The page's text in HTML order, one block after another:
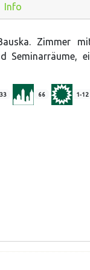
Info
Zimmer
Seminarräume,
33 66 1-12